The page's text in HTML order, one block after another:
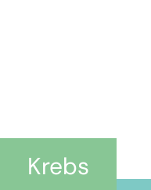
Krebs